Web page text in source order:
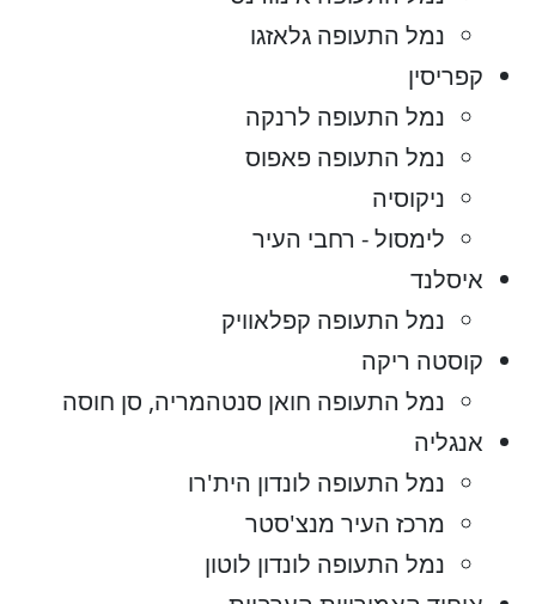
נמל התעופה גלאזגו
קפריסין
נמל התעופה לרנקה
נמל התעופה פאפוס
ניקוסיה
לימסול - רחבי העיר
איסלנד
נמל התעופה קפלאוויק
קוסטה ריקה
נמל התעופה חואן סנטהמריה, סן חוסה
אנגליה
נמל התעופה לונדון הית'רו
מרכז העיר מנצ'סטר
נמל התעופה לונדון לוטון